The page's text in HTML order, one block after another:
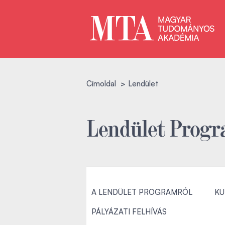
Címoldal Lendület
Lendület
A LENDÜLET PROGRAMRÓL
PÁLYÁZATI FELHÍVÁS